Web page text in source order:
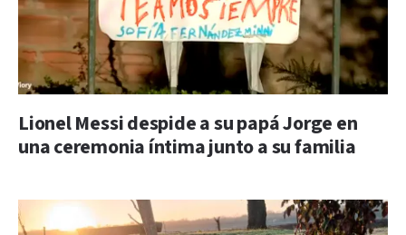
Lionel Messi despide a su papá Jorge en
una ceremonia íntima junto a su familia